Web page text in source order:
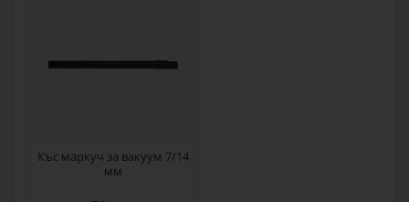
Къс маркуч за вакуум 7/14
мм